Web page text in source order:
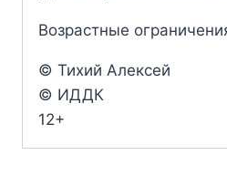
Возрастные
© Тихий Алексей
© ИДДК
12+